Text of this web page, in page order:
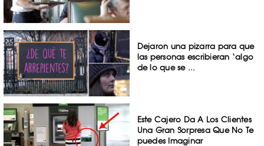
Dejaron una pizarra para que
las personas escribieran ‘algo
de lo que se ...
Este Cajero Da A Los Clientes
Una Gran Sorpresa Que No Te
puedes Imaginar